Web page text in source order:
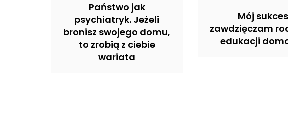
Państwo jak
psychiatryk. Jeżeli
bronisz swojego domu,
to zrobią z ciebie
wariata
Mój sukces
zawdzięczam
edukacji